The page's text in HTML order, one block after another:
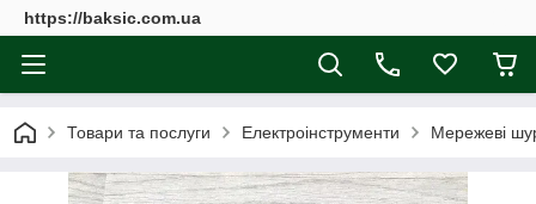
https://baksic.com.ua
Товари та послуги Електроінструменти Мережеві